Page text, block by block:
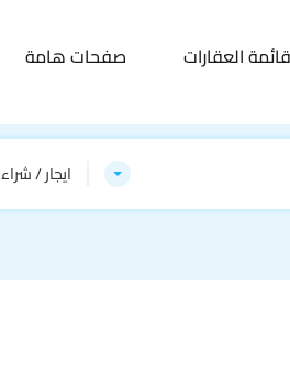
قائمة العقارات صفحات هامة
ايجار / شراء